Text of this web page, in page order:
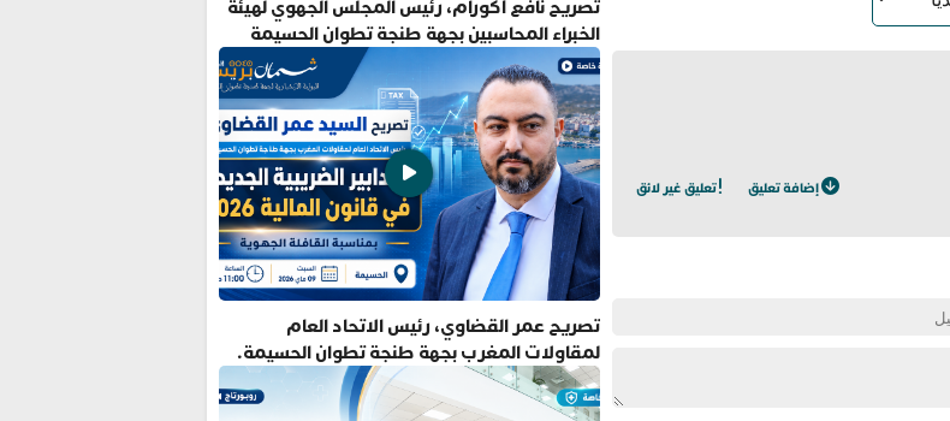
إضافة تعليق تعليق غير لائق
تصريح نافع أكورام، رئيس المجلس الجهوي لهيئة
الخبراء المحاسبين بجهة طنجة تطوان الحسيمة
تصريح عمر القضاوي، رئيس الاتحاد العام
لمقاولات المغرب بجهة طنجة تطوان الحسيمة.